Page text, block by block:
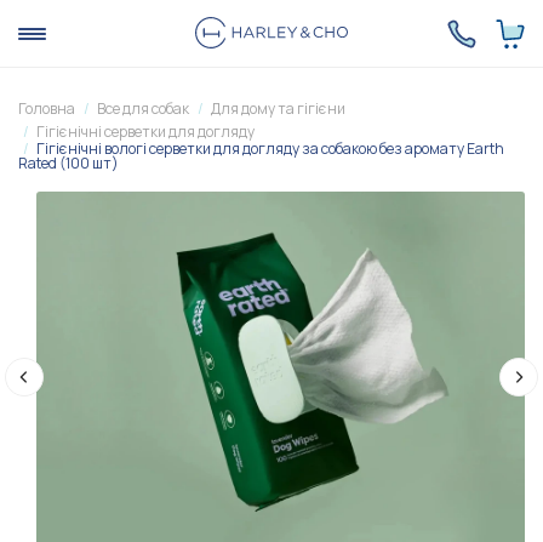
Головна Все для собак
Для дому та гігієни
Гігієнічні серветки для догляду
Гігієнічні вологі серветки для догляду за собакою без аромату Earth
Rated (100 шт)